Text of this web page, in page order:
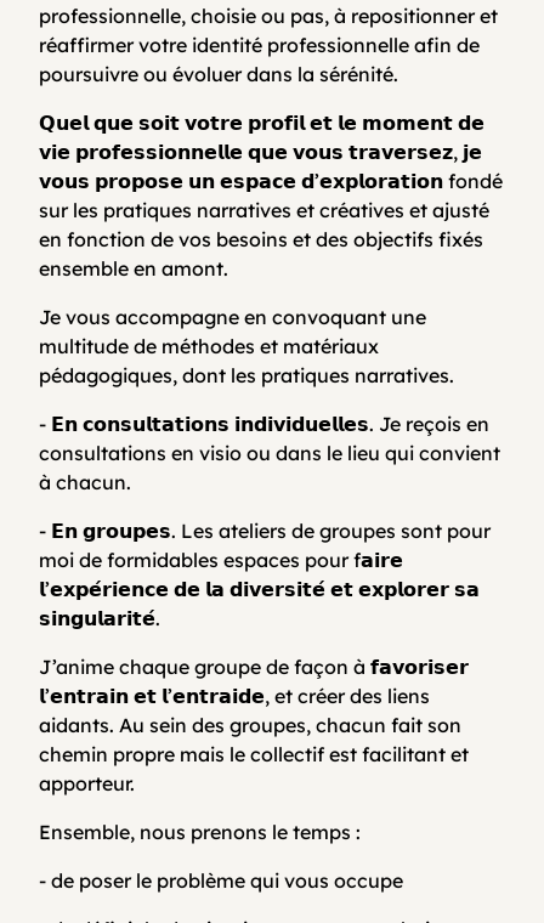
professionnelle, choisie ou pas, à repositionner et
réaffirmer votre identité professionnelle afin de
poursuivre ou évoluer dans la sérénité.
𝗤𝘂𝗲𝗹 𝗾𝘂𝗲 𝘀𝗼𝗶𝘁 𝘃𝗼𝘁𝗿𝗲 𝗽𝗿𝗼𝗳𝗶𝗹 𝗲𝘁 𝗹𝗲 𝗺𝗼𝗺𝗲𝗻𝘁 𝗱𝗲
𝘃𝗶𝗲 𝗽𝗿𝗼𝗳𝗲𝘀𝘀𝗶𝗼𝗻𝗻𝗲𝗹𝗹𝗲 𝗾𝘂𝗲 𝘃𝗼𝘂𝘀 𝘁𝗿𝗮𝘃𝗲𝗿𝘀𝗲𝘇, 𝗷𝗲
𝘃𝗼𝘂𝘀 𝗽𝗿𝗼𝗽𝗼𝘀𝗲 𝘂𝗻 𝗲𝘀𝗽𝗮𝗰𝗲 𝗱’𝗲𝘅𝗽𝗹𝗼𝗿𝗮𝘁𝗶𝗼𝗻 fondé
sur les pratiques narratives et créatives et ajusté
en fonction de vos besoins et des objectifs fixés
ensemble en amont.
Je vous accompagne en convoquant une
multitude de méthodes et matériaux
pédagogiques, dont les pratiques narratives.
- 𝗘𝗻 𝗰𝗼𝗻𝘀𝘂𝗹𝘁𝗮𝘁𝗶𝗼𝗻𝘀 𝗶𝗻𝗱𝗶𝘃𝗶𝗱𝘂𝗲𝗹𝗹𝗲𝘀. Je reçois en
consultations en visio ou dans le lieu qui convient
à chacun.
- 𝗘𝗻 𝗴𝗿𝗼𝘂𝗽𝗲𝘀. Les ateliers de groupes sont pour
moi de formidables espaces pour f𝗮𝗶𝗿𝗲
𝗹’𝗲𝘅𝗽𝗲́𝗿𝗶𝗲𝗻𝗰𝗲 𝗱𝗲 𝗹𝗮 𝗱𝗶𝘃𝗲𝗿𝘀𝗶𝘁𝗲́ 𝗲𝘁 𝗲𝘅𝗽𝗹𝗼𝗿𝗲𝗿 𝘀𝗮
𝘀𝗶𝗻𝗴𝘂𝗹𝗮𝗿𝗶𝘁𝗲́.
J’anime chaque groupe de façon à 𝗳𝗮𝘃𝗼𝗿𝗶𝘀𝗲𝗿
𝗹’𝗲𝗻𝘁𝗿𝗮𝗶𝗻 𝗲𝘁 𝗹’𝗲𝗻𝘁𝗿𝗮𝗶𝗱𝗲, et créer des liens
aidants. Au sein des groupes, chacun fait son
chemin propre mais le collectif est facilitant et
apporteur.
Ensemble, nous prenons le temps :
- de poser le problème qui vous occupe